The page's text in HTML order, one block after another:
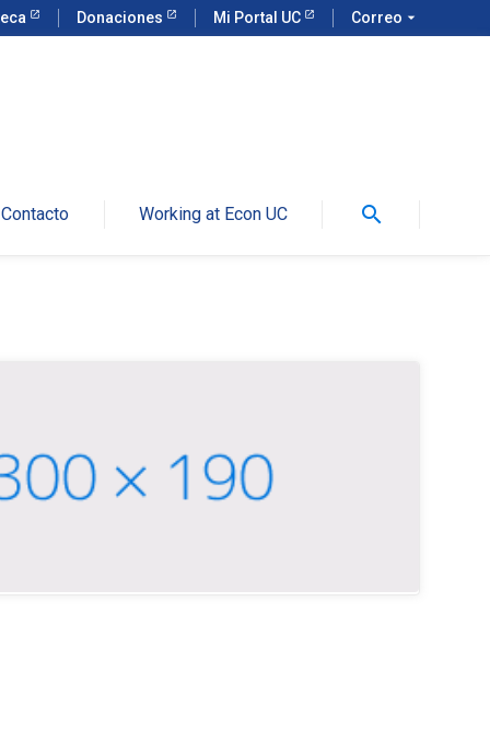
Donaciones Mi Portal UC Correo arrow_drop_down
Contacto Working at Econ UC search